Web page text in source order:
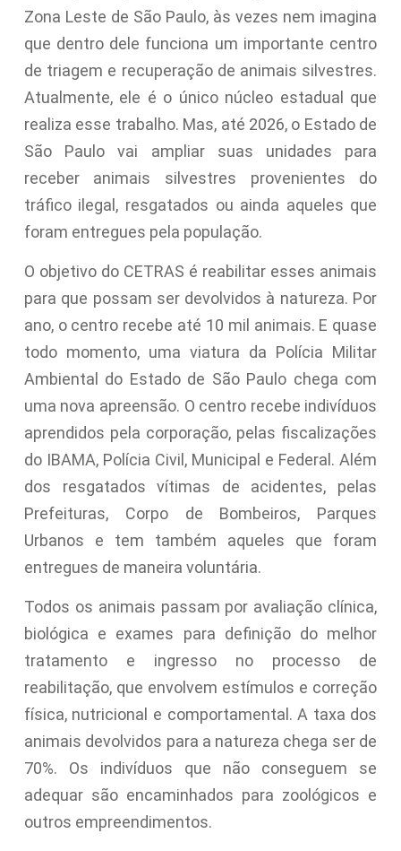
Zona Leste de São Paulo, às vezes nem imagina
que dentro dele funciona um importante centro
de triagem e recuperação de animais silvestres.
Atualmente, ele é o único núcleo estadual que
realiza esse trabalho. Mas, até 2026, o Estado de
São Paulo vai ampliar suas unidades para
receber animais silvestres provenientes do
tráfico ilegal, resgatados ou ainda aqueles que
foram entregues pela população.
O objetivo do CETRAS é reabilitar esses animais
para que possam ser devolvidos à natureza. Por
ano, o centro recebe até 10 mil animais. E quase
todo momento, uma viatura da Polícia Militar
Ambiental do Estado de São Paulo chega com
uma nova apreensão. O centro recebe indivíduos
aprendidos pela corporação, pelas fiscalizações
do IBAMA, Polícia Civil, Municipal e Federal. Além
dos resgatados vítimas de acidentes, pelas
Prefeituras, Corpo de Bombeiros, Parques
Urbanos e tem também aqueles que foram
entregues de maneira voluntária.
Todos os animais passam por avaliação clínica,
biológica e exames para definição do melhor
tratamento e ingresso no processo de
reabilitação, que envolvem estímulos e correção
física, nutricional e comportamental. A taxa dos
animais devolvidos para a natureza chega ser de
70%. Os indivíduos que não conseguem se
adequar são encaminhados para zoológicos e
outros empreendimentos.